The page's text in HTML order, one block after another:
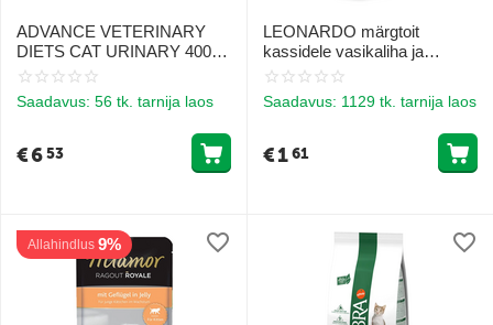
ADVANCE VETERINARY
DIETS CAT URINARY 400G
- KASSIDELE KUSETEEDE
Saadavus: 56 tk. tarnija laos
€653
LEONARDO märgtoit
kassidele vasikaliha ja
köögiviljadega 85 g
Saadavus: 1129 tk. tarnija laos
€161
Allahindlus 9%